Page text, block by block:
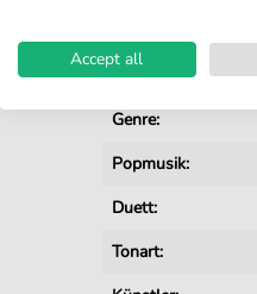
Instrumente:
Genre:
Popmusik:
Duett:
Tonart:
Accept all